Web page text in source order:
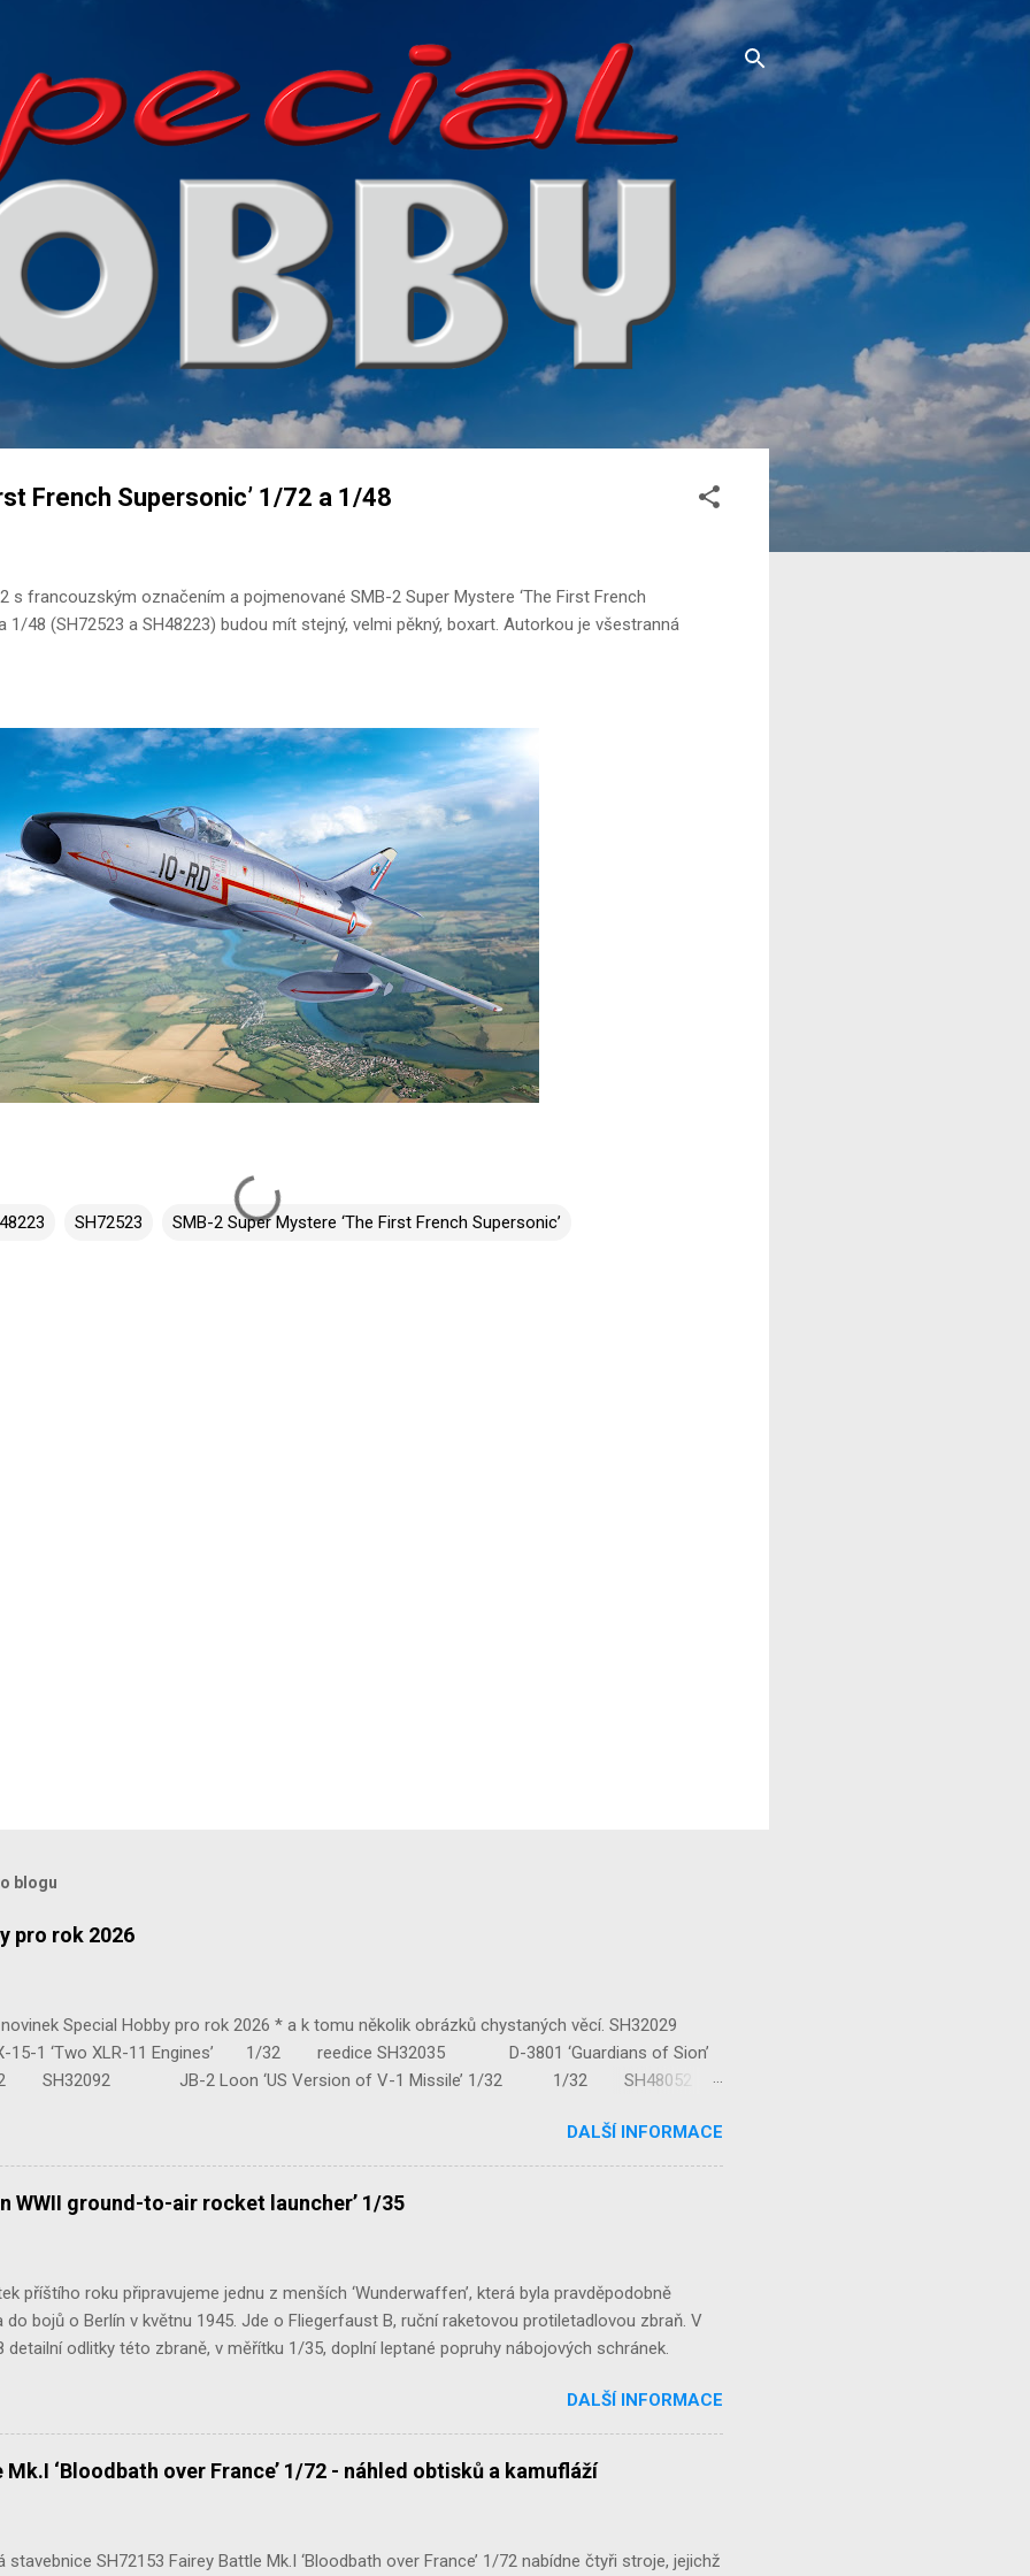
French Supersonic’ 1/72 a 1/48
s francouzským označením a pojmenované SMB-2 Super Mystere ‘The First French
1/48 (SH72523 a SH48223) budou mít stejný, velmi pěkný, boxart. Autorkou je všestranná
SH72523 SMB-2 Super Mystere ‘The First French Supersonic’
blogu
pro rok 2026
Special Hobby pro rok 2026 * a k tomu několik obrázků chystaných věcí. SH32029
‘Two XLR-11 Engines’ 1/32 reedice SH32035 D-3801 ‘Guardians of Sion’
JB-2 Loon ‘US Version of V-1 Missile’ 1/32 1/32 SH48052
DALŠÍ INFORMACE
WWII ground-to-air rocket launcher’ 1/35
příštího roku připravujeme jednu z menších ‘Wunderwaffen’, která byla pravděpodobně
do bojů o Berlín v květnu 1945. Jde o Fliegerfaust B, ruční raketovou protiletadlovou zbraň. V
detailní odlitky této zbraně, v měřítku 1/35, doplní leptané popruhy nábojových schránek.
DALŠÍ INFORMACE
‘Bloodbath over France’ 1/72 - náhled obtisků a kamufláží
stavebnice SH72153 Fairey Battle Mk.I ‘Bloodbath over France’ 1/72 nabídne čtyři stroje, jejichž